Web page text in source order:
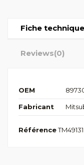
Fiche technique
Reviews(0)
OEM
Fabricant
Référence